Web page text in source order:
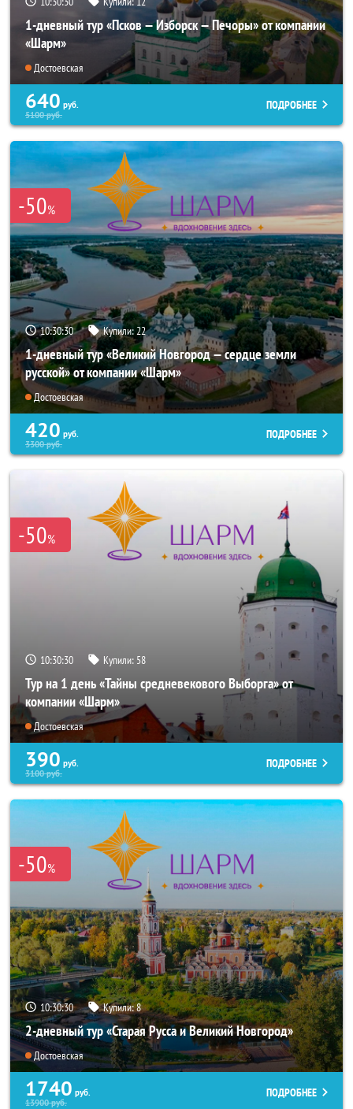
1-дневный тур «Псков — Изборск — Печоры» от компании
«Шарм»
Достоевская
640 руб.
5100руб.
ПОДРОБНЕЕ
-50%
10:30:29 Купили: 22
1-дневный тур «Великий Новгород — сердце земли
русской» от компании «Шарм»
Достоевская
420 руб.
3300руб.
ПОДРОБНЕЕ
-50%
10:30:29 Купили: 58
Тур на 1 день «Тайны средневекового Выборга» от
компании «Шарм»
Достоевская
390 руб.
3100руб.
ПОДРОБНЕЕ
-50%
10:30:29 Купили:8
2-дневный тур «Старая Русса и Великий Новгород»
Достоевская
1740 руб.
13900руб.
ПОДРОБНЕЕ